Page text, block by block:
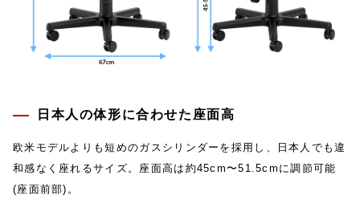
日本人の体形に合わせた座面高
欧米モデルよりも短めのガスシリンダーを採用し、日本人でも違
和感なく座れるサイズ。座面高は約45cm〜51.5cmに調節可能
(座面前部)。